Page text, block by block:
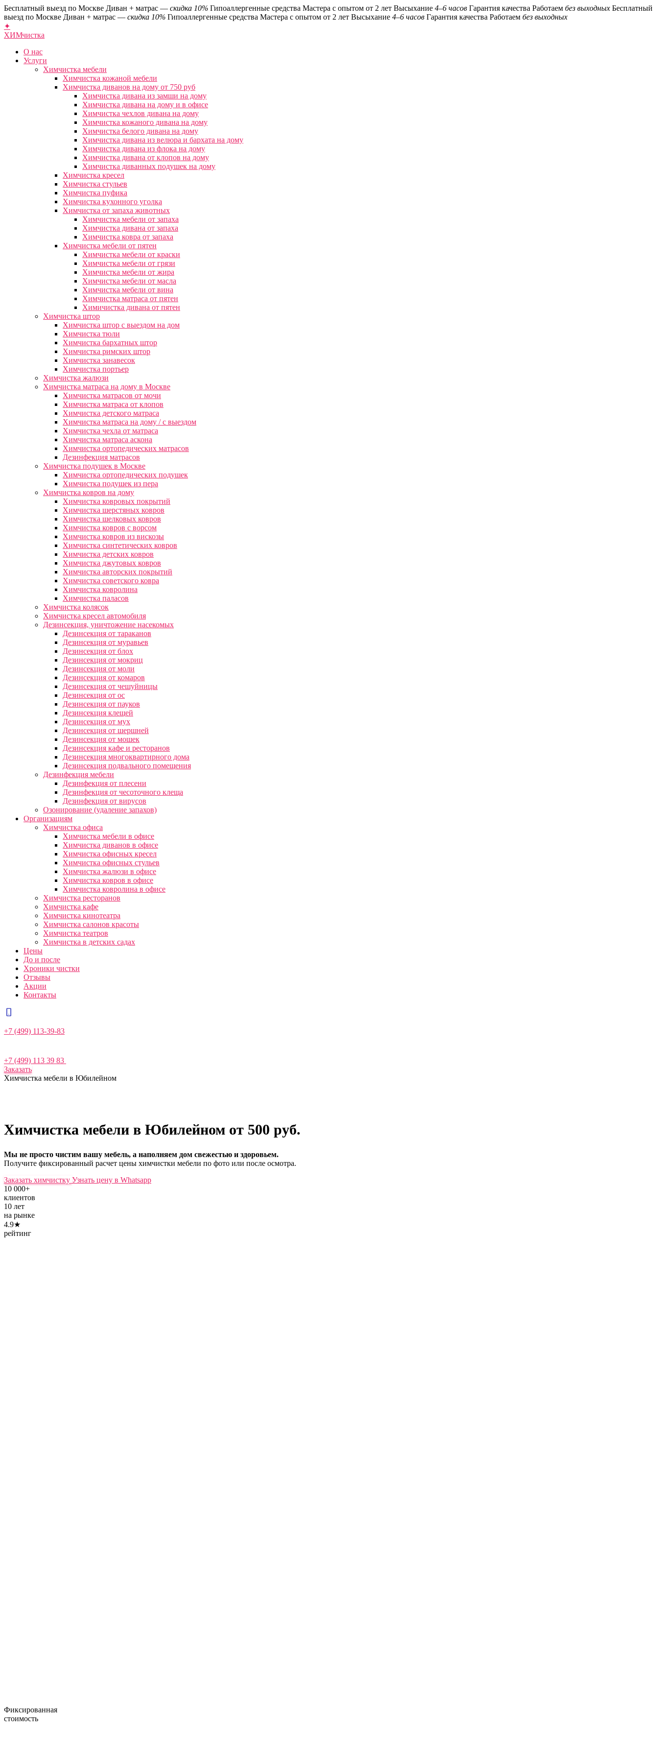
Бесплатный выезд по Москве Диван + матрас — скидка 10% Гипоаллергенные средства Мастера с опытом от 2 лет Высыхание 4–6 часов Гарантия качества Работаем без выходных Бесплатный
выезд по Москве Диван + матрас — скидка 10% Гипоаллергенные средства Мастера с опытом от 2 лет Высыхание 4–6 часов Гарантия качества Работаем без выходных
✦
ХИМчистка
О нас
Услуги
Химчистка мебели
Химчистка кожаной мебели
Химчистка диванов на дому от 750 руб
Химчистка дивана из замши на дому
Химчистка дивана на дому и в офисе
Химчистка чехлов дивана на дому
Химчистка кожаного дивана на дому
Химчистка белого дивана на дому
Химчистка дивана из велюра и бархата на дому
Химчистка дивана из флока на дому
Химчистка дивана от клопов на дому
Химчистка диванных подушек на дому
Химчистка кресел
Химчистка стульев
Химчистка пуфика
Химчистка кухонного уголка
Химчистка от запаха животных
Химчистка мебели от запаха
Химчистка дивана от запаха
Химчистка ковра от запаха
Химчистка мебели от пятен
Химчистка мебели от краски
Химчистка мебели от грязи
Химчистка мебели от жира
Химчистка мебели от масла
Химчистка мебели от вина
Химчистка матраса от пятен
Химичистка дивана от пятен
Химчистка штор
Химчистка штор с выездом на дом
Химчистка тюли
Химчистка бархатных штор
Химчистка римских штор
Химчистка занавесок
Химчистка портьер
Химчистка жалюзи
Химчистка матраса на дому в Москве
Химчистка матрасов от мочи
Химчистка матраса от клопов
Химчистка детского матраса
Химчистка матраса на дому / с выездом
Химчистка чехла от матраса
Химчистка матраса аскона
Химчистка ортопедических матрасов
Дезинфекция матрасов
Химчистка подушек в Москве
Химчистка ортопедических подушек
Химчистка подушек из пера
Химчистка ковров на дому
Химчистка ковровых покрытий
Химчистка шерстяных ковров
Химчистка шелковых ковров
Химчистка ковров с ворсом
Химчистка ковров из вискозы
Химчистка синтетических ковров
Химчистка детских ковров
Химчистка джутовых ковров
Химчистка авторских покрытий
Химчистка советского ковра
Химчистка ковролина
Химчистка паласов
Химчистка колясок
Химчистка кресел автомобиля
Дезинсекция, уничтожение насекомых
Дезинсекция от тараканов
Дезинсекция от муравьев
Дезинсекция от блох
Дезинсекция от мокриц
Дезинсекция от моли
Дезинсекция от комаров
Дезинсекция от чешуйницы
Дезинсекция от ос
Дезинсекция от пауков
Дезинсекция клещей
Дезинсекция от мух
Дезинсекция от шершней
Дезинсекция от мошек
Дезинсекция кафе и ресторанов
Дезинсекция многоквартирного дома
Дезинсекция подвального помещения
Дезинфекция мебели
Дезинфекция от плесени
Дезинфекция от чесоточного клеща
Дезинфекция от вирусов
Озонирование (удаление запахов)
Организациям
Химчистка офиса
Химчистка мебели в офисе
Химчистка диванов в офисе
Химчистка офисных кресел
Химчистка офисных стульев
Химчистка жалюзи в офисе
Химчистка ковров в офисе
Химчистка ковролина в офисе
Химчистка ресторанов
Химчистка кафе
Химчистка кинотеатра
Химчистка салонов красоты
Химчистка театров
Химчистка в детских садах
Цены
До и после
Хроники чистки
Отзывы
Акции
Контакты
+7 (499) 113-39-83
+7 (499) 113 39 83
Заказать
Химчистка мебели в Юбилейном
Химчистка мебели в Юбилейном от 500 руб.
Мы не просто чистим вашу мебель, а наполняем дом свежестью и здоровьем.
Получите фиксированный расчет цены химчистки мебели по фото или после осмотра.
Заказать химчистку Узнать цену в Whatsapp
10 000+
клиентов
10 лет
на рынке
4.9★
рейтинг
Фиксированная
стоимость